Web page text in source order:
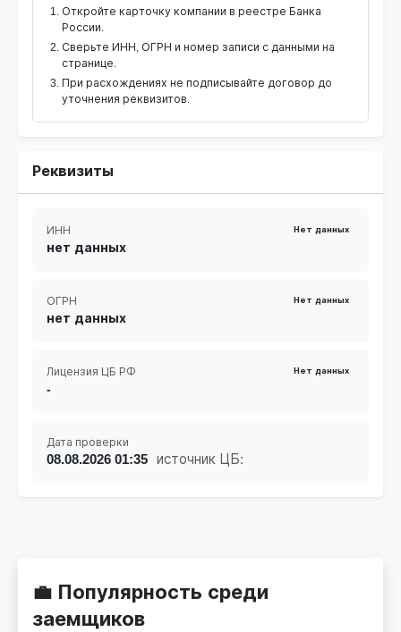
Откройте карточку компании в реестре Банка
России.
Сверьте ИНН, ОГРН и номер записи с данными на
странице.
При расхождениях не подписывайте договор до
уточнения реквизитов.
Реквизиты
ИНН Нет данных
нет данных
ОГРН Нет данных
нет данных
Лицензия ЦБ РФ Нет данных
-
Дата проверки
08.08.2026 01:35 источник ЦБ:
💼 Популярность среди
заемщиков